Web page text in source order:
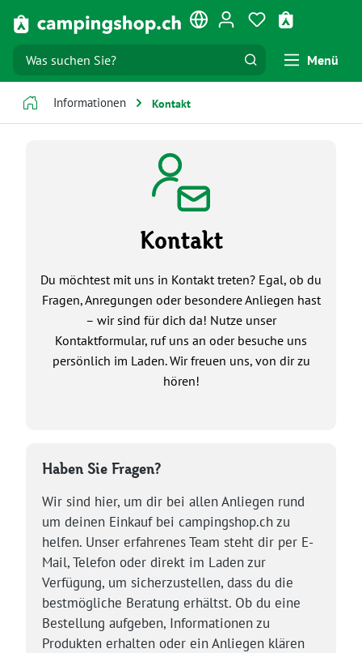
Zum Hauptinhalt springen Du hast 0
Menü
Informationen Kontakt
Kontakt
Du möchtest mit uns in Kontakt treten? Egal, ob du
Fragen, Anregungen oder besondere Anliegen hast
– wir sind für dich da! Nutze unser
Kontaktformular, ruf uns an oder besuche uns
persönlich im Laden. Wir freuen uns, von dir zu
hören!
Haben Sie Fragen?
Wir sind hier, um dir bei allen Anliegen rund
um deinen Einkauf bei campingshop.ch zu
helfen. Unser erfahrenes Team steht dir per E-
Mail, Telefon oder direkt im Laden zur
Verfügung, um sicherzustellen, dass du die
bestmögliche Beratung erhältst. Ob du eine
Bestellung aufgeben, Informationen zu
Produkten erhalten oder ein Anliegen klären